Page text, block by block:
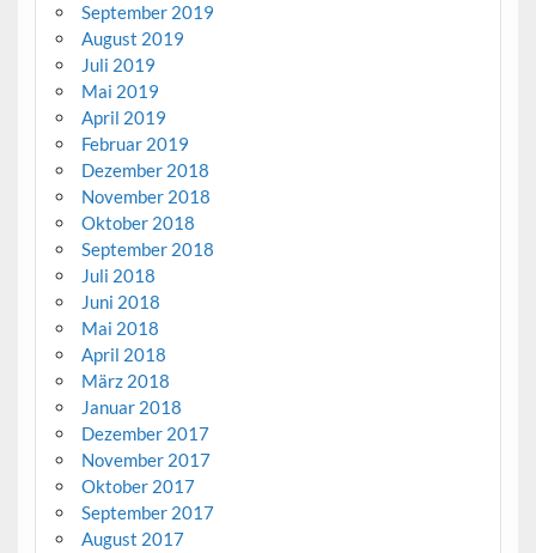
September 2019
August 2019
Juli 2019
Mai 2019
April 2019
Februar 2019
Dezember 2018
November 2018
Oktober 2018
September 2018
Juli 2018
Juni 2018
Mai 2018
April 2018
März 2018
Januar 2018
Dezember 2017
November 2017
Oktober 2017
September 2017
August 2017